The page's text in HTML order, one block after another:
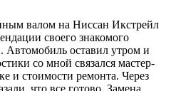
валом на Ниссан Икстрейл
своего знакомого
Автомобиль оставил утром и
со мной связался мастер-
и стоимости ремонта. Через